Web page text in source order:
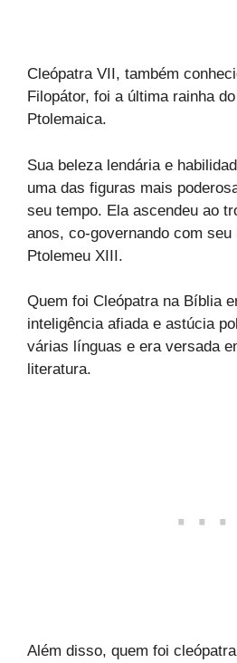
Cleópatra VII, também
Filopátor, foi a última rainha
Ptolemaica.
Sua beleza lendária e
uma das figuras mais
seu tempo. Ela ascendeu ao
anos, co-governando com
Ptolemeu XIII.
Quem foi Cleópatra na Bíblia
inteligência afiada e astúcia
várias línguas e era versada
literatura.
Além disso, quem foi